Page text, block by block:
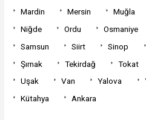
Mardin
Mersin Muğla
Niğde
Ordu Osmaniye
Samsun
Siirt Sinop
Şırnak
Tekirdağ Tokat
Uşak
Van Yalova
Kütahya
Ankara